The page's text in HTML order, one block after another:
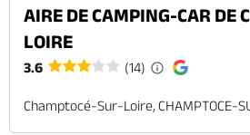
AIRE DE CAMPING-CAR DE
LOIRE
3.6 (14)
Champtocé-Sur-Loire, CHAMPTOCE-